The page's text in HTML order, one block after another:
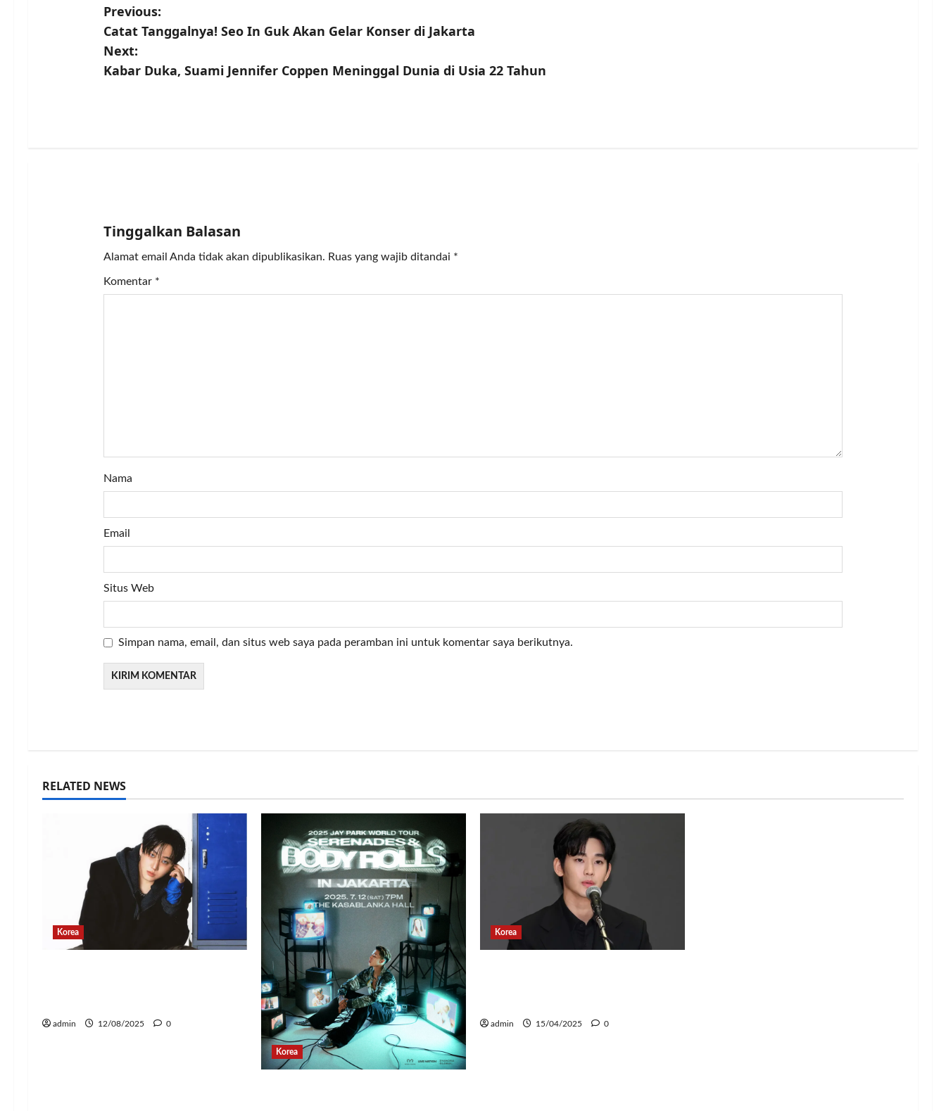
P
o
s
i
g
a
Previous:
Catat Tanggalnya! Seo In Guk Akan Gelar Konser di Jakarta
Next:
Kabar Duka, Suami Jennifer Coppen Meninggal Dunia di Usia 22 Tahun
Tinggalkan Balasan
Alamat email Anda tidak akan dipublikasikan. Ruas yang wajib ditandai *
Komentar *
Nama
Email
Situs Web
Simpan nama, email, dan situs web saya pada peramban ini untuk komentar saya berikutnya.
RELATED NEWS
Korea
admin 12/08/2025 0
Korea
Korea
admin 15/04/2025 0